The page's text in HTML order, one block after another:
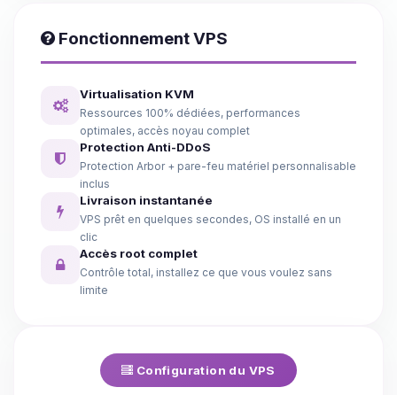
Fonctionnement VPS
Virtualisation KVM
Ressources 100% dédiées, performances
optimales, accès noyau complet
Protection Anti-DDoS
Protection Arbor + pare-feu matériel personnalisable
inclus
Livraison instantanée
VPS prêt en quelques secondes, OS installé en un
clic
Accès root complet
Contrôle total, installez ce que vous voulez sans
limite
Configuration du VPS